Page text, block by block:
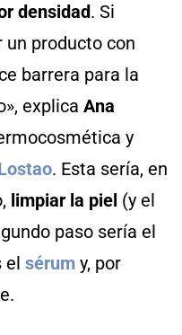
densidad. Si
producto con
barrera para la
explica Ana
y
. Esta sería, en
limpiar la piel (y el
paso sería el
el sérum y, por